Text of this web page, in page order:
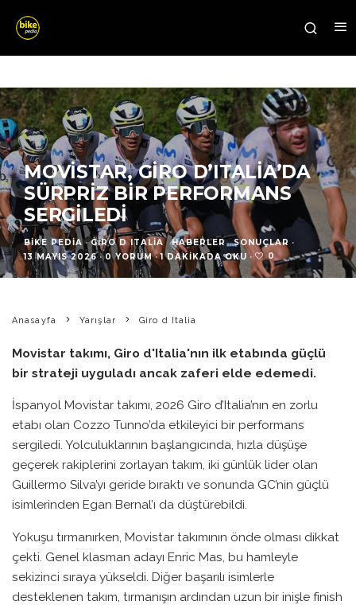
MOVISTAR, GIRO D’ITALIA’DA
SÜRPRIZ BIR PERFORMANS
SERGILEDI
BIKE PEDIA · GIRO D ITALIA HABERLER SONUÇLAR ·
13 MAYIS 2026 · 0 YORUM · 1 DAKIKADA OKU · 0
Anasayfa Yarışlar Giro d Italia
Movistar takımı, Giro d'Italia'nın ilk etabında güçlü
bir strateji uyguladı ancak zaferi elde edemedi.
İspanyol Movistar takımı, 2026 Giro d’Italia’nın en zorlu
etabı olan Cozzo Tunno’da etkileyici bir performans
sergiledi. Yolculuklarının başlangıcında, hızla düşüşe
geçerek rakiplerini zorlayan takım, iki günlük lider olan
Guillermo Silva’yı geride bıraktı ve sonunda GC’nin güçlü
isimlerinden Egan Bernal’ı da düştürebildi.
Yokuşu tırmanırken, Movistar takımının önde olması dikkat
çekti. Genel klasman adayı Enric Mas, bu hamleyle
sekizinci sıraya yükseldi. Diğer başarılı isimlerle
desteklenen takım, tırmanışın ardından uzun bir inişle finish